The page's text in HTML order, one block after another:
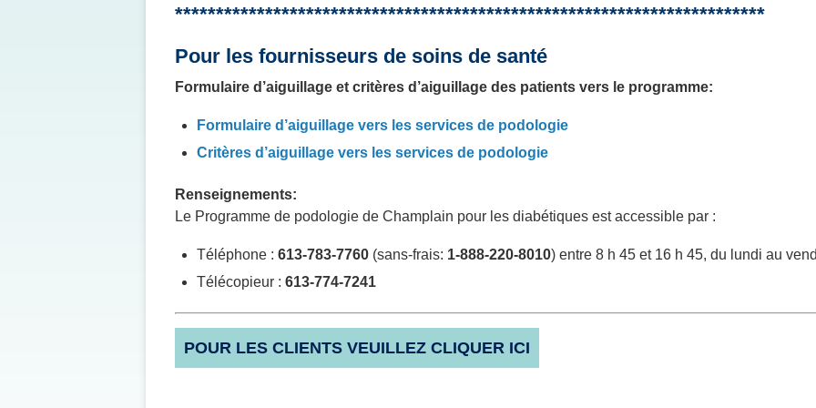
************************************************************************
Pour les fournisseurs de soins de santé
Formulaire d’aiguillage et critères d’aiguillage des patients vers le programme:
Formulaire d’aiguillage vers les services de podologie
Critères d’aiguillage vers les services de podologie
Renseignements:
Le Programme de podologie de Champlain pour les diabétiques est accessible par :
Téléphone : 613-783-7760 (sans-frais: 1-888-220-8010) entre 8 h 45 et 16 h 45, du lundi au
Télécopieur : 613-774-7241
POUR LES CLIENTS VEUILLEZ CLIQUER ICI